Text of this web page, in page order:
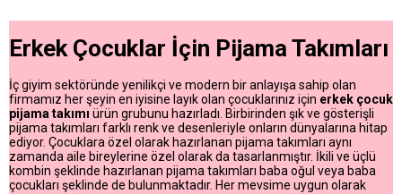
Erkek Çocuklar İçin Pijama Takımları
İç giyim sektöründe yenilikçi ve modern bir anlayışa sahip olan
firmamız her şeyin en iyisine layık olan çocuklarınız için erkek çocuk
pijama takımı ürün grubunu hazırladı. Birbirinden şık ve gösterişli
pijama takımları farklı renk ve desenleriyle onların dünyalarına hitap
ediyor. Çocuklara özel olarak hazırlanan pijama takımları aynı
zamanda aile bireylerine özel olarak da tasarlanmıştır. İkili ve üçlü
kombin şeklinde hazırlanan pijama takımları baba oğul veya baba
çocukları şeklinde de bulunmaktadır. Her mevsime uygun olarak